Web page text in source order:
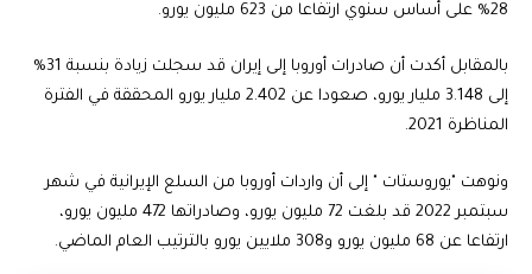
28% على أساس سنوي ارتفاعا من 623 مليون يورو.
بالمقابل أكدت أن صادرات أوروبا إلى إيران قد سجلت زيادة بنسبة 31%
إلى 3.148 مليار يورو، صعودا عن 2.402 مليار يورو المحققة في الفترة
المناظرة 2021.
ونوهت "يوروستات " إلى أن واردات أوروبا من السلع الإيرانية في شهر
سبتمبر 2022 قد بلغت 72 مليون يورو، وصادراتها 472 مليون يورو،
ارتفاعا عن 68 مليون يورو و308 ملايين يورو بالترتيب العام الماضي.